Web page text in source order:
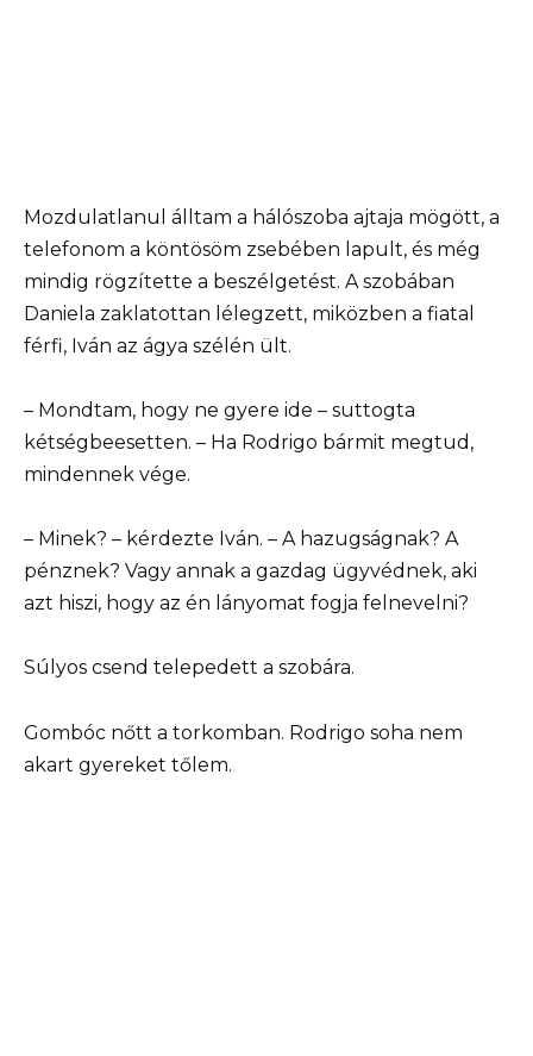
Mozdulatlanul álltam a hálószoba ajtaja mögött, a
telefonom a köntösöm zsebében lapult, és még
mindig rögzítette a beszélgetést. A szobában
Daniela zaklatottan lélegzett, miközben a fiatal
férfi, Iván az ágya szélén ült.
– Mondtam, hogy ne gyere ide – suttogta
kétségbeesetten. – Ha Rodrigo bármit megtud,
mindennek vége.
– Minek? – kérdezte Iván. – A hazugságnak? A
pénznek? Vagy annak a gazdag ügyvédnek, aki
azt hiszi, hogy az én lányomat fogja felnevelni?
Súlyos csend telepedett a szobára.
Gombóc nőtt a torkomban. Rodrigo soha nem
akart gyereket tőlem.